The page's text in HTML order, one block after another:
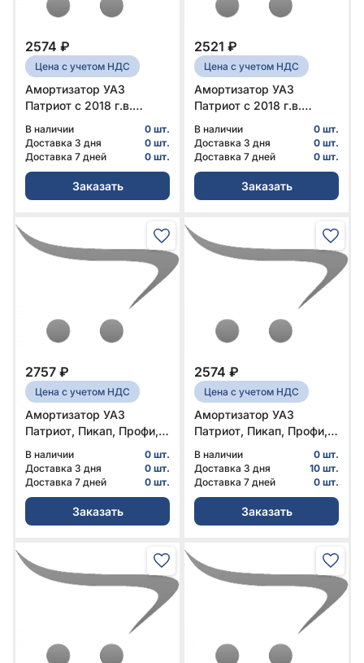
2574 ₽
Цена с учетом НДС
Амортизатор УАЗ
Патриот с 2018 г.в.
передний газомасляный
Оригинал № 316300-
2905006-10 | УАЗ
В наличии
0 шт.
Доставка 3 дня
0 шт.
Доставка 7 дней
0 шт.
Заказать
2521 ₽
Цена с учетом НДС
Амортизатор УАЗ
Патриот с 2018 г.в.
передний газомасляный
№ MP-316300-2905006-
10 | MetalPart
В наличии
0 шт.
Доставка 3 дня
0 шт.
Доставка 7 дней
0 шт.
Заказать
2757 ₽
Цена с учетом НДС
Амортизатор УАЗ
Патриот, Пикап, Профи,
газомасляный Оригинал
№ 316300-2905006-00 |
УАЗ
В наличии
0 шт.
Доставка 3 дня
0 шт.
Доставка 7 дней
0 шт.
Заказать
2574 ₽
Цена с учетом НДС
Амортизатор УАЗ
Патриот, Пикап, Профи,
газомасляный Оригинал
№ 316300-2905404-00 |
УАЗ
В наличии
0 шт.
Доставка 3 дня
10 шт.
Доставка 7 дней
0 шт.
Заказать